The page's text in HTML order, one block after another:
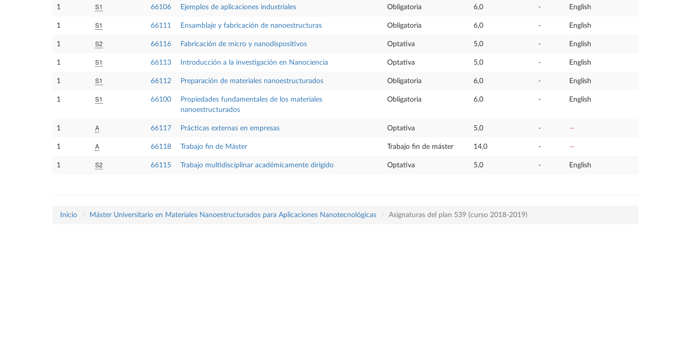
1 S1 66106 Ejemplos de aplicaciones industriales Obligatoria 6,0 - English
1 S1 66111 Ensamblaje y fabricación de nanoestructuras Obligatoria 6,0 - English
1 S2 66116 Fabricación de micro y nanodispositivos Optativa 5,0 - English
1 S1 66113 Introducción a la investigación en Nanociencia Optativa 5,0 - English
1 S1 66112 Preparación de materiales nanoestructurados Obligatoria 6,0 - English
1 S1 66100
Propiedades fundamentales de los materiales
nanoestructurados
Obligatoria 6,0 - English
1 A 66117 Prácticas externas en empresas Optativa 5,0 - —
1 A 66118 Trabajo fin de Máster Trabajo fin de máster 14,0 - —
1 S2 66115 Trabajo multidisciplinar académicamente dirigido Optativa 5,0 - English
Inicio Máster Universitario en Materiales Nanoestructurados para Aplicaciones Nanotecnológicas Asignaturas del plan 539 (curso 2018-2019)